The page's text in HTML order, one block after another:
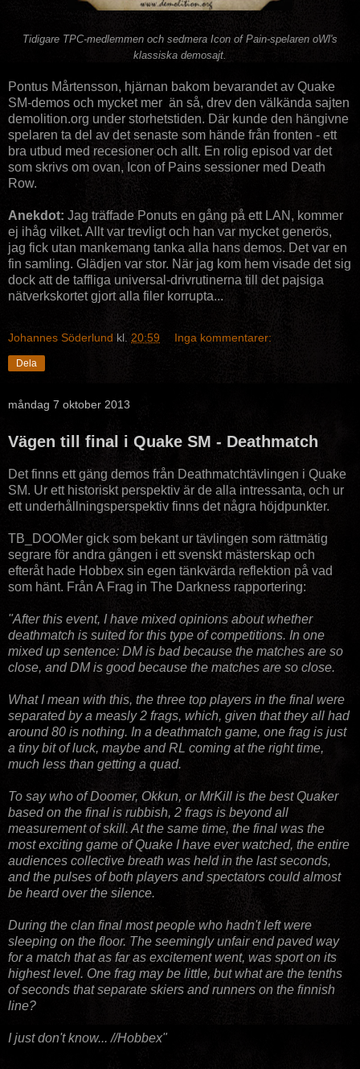
Tidigare TPC-medlemmen och sedmera Icon of Pain-spelaren oWl's
klassiska demosajt.
Pontus Mårtensson, hjärnan bakom bevarandet av Quake
SM-demos och mycket mer än så, drev den välkända sajten
demolition.org under storhetstiden. Där kunde den hängivne
spelaren ta del av det senaste som hände från fronten - ett
bra utbud med recesioner och allt. En rolig episod var det
som skrivs om ovan, Icon of Pains sessioner med Death
Row.
Anekdot: Jag träffade Ponuts en gång på ett LAN, kommer
ej ihåg vilket. Allt var trevligt och han var mycket generös,
jag fick utan mankemang tanka alla hans demos. Det var en
fin samling. Glädjen var stor. När jag kom hem visade det sig
dock att de taffliga universal-drivrutinerna till det pajsiga
nätverkskortet gjort alla filer korrupta...
Johannes Söderlund kl. 20:59 Inga kommentarer:
Dela
måndag 7 oktober 2013
Vägen till final i Quake SM - Deathmatch
Det finns ett gäng demos från Deathmatchtävlingen i Quake
SM. Ur ett historiskt perspektiv är de alla intressanta, och ur
ett underhållningsperspektiv finns det några höjdpunkter.
TB_DOOMer gick som bekant ur tävlingen som rättmätig
segrare för andra gången i ett svenskt mästerskap och
efteråt hade Hobbex sin egen tänkvärda reflektion på vad
som hänt. Från A Frag in The Darkness rapportering:
"After this event, I have mixed opinions about whether
deathmatch is suited for this type of competitions. In one
mixed up sentence: DM is bad because the matches are so
close, and DM is good because the matches are so close.
What I mean with this, the three top players in the final were
separated by a measly 2 frags, which, given that they all had
around 80 is nothing. In a deathmatch game, one frag is just
a tiny bit of luck, maybe and RL coming at the right time,
much less than getting a quad.
To say who of Doomer, Okkun, or MrKill is the best Quaker
based on the final is rubbish, 2 frags is beyond all
measurement of skill. At the same time, the final was the
most exciting game of Quake I have ever watched, the entire
audiences collective breath was held in the last seconds,
and the pulses of both players and spectators could almost
be heard over the silence.
During the clan final most people who hadn't left were
sleeping on the floor. The seemingly unfair end paved way
for a match that as far as excitement went, was sport on its
highest level. One frag may be little, but what are the tenths
of seconds that separate skiers and runners on the finnish
line?
I just don't know... //Hobbex"